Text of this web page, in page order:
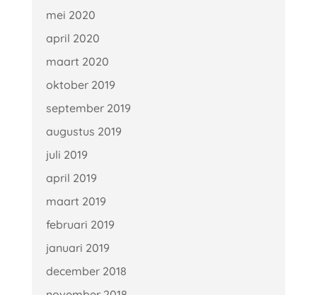
mei 2020
april 2020
maart 2020
oktober 2019
september 2019
augustus 2019
juli 2019
april 2019
maart 2019
februari 2019
januari 2019
december 2018